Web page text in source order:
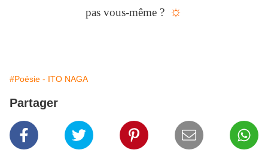
pas vous-même ? ☼
#Poésie - ITO NAGA
Partager